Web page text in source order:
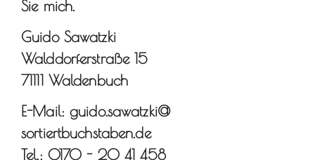
Sie mich.
Guido Sawatzki
Walddorferstraße 15
71111 Waldenbuch
E-Mail: guido.sawatzki@
sortiertbuchstaben.de
Tel.: 0170 - 20 41 458